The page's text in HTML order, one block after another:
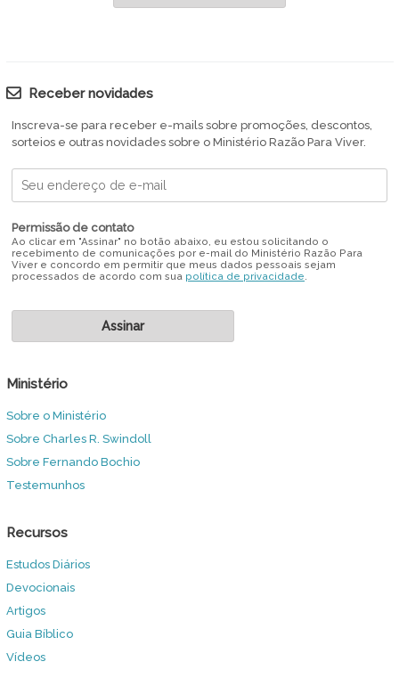
Receber novidades
Inscreva-se para receber e-mails sobre promoções, descontos,
sorteios e outras novidades sobre o Ministério Razão Para Viver.
Permissão de contato
Ao clicar em "Assinar" no botão abaixo, eu estou solicitando o
recebimento de comunicações por e-mail do Ministério Razão Para
Viver e concordo em permitir que meus dados pessoais sejam
processados de acordo com sua política de privacidade.
Ministério
Sobre o Ministério
Sobre Charles R. Swindoll
Sobre Fernando Bochio
Testemunhos
Recursos
Estudos Diários
Devocionais
Artigos
Guia Bíblico
Vídeos